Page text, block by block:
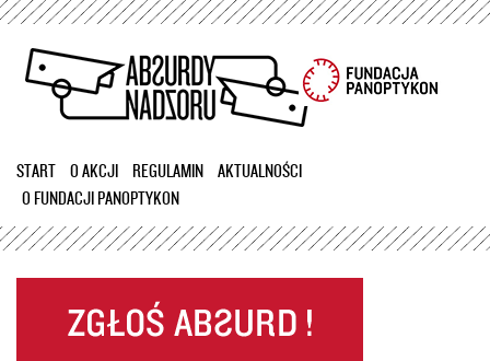
Przejdź
treści
START O AKCJI REGULAMIN
AKTUALNOŚCI
O FUNDACJI PANOPTYKON